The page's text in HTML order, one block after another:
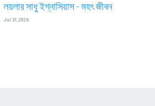
লয়লার সাধু ইগ্নাসিয়াস - মহৎ জীবন
Jul 31, 2026